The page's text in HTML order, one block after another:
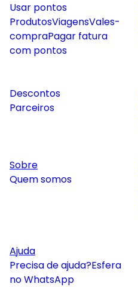
Usar pontos
ProdutosViagensVales-
compraPagar fatura
com pontos
Descontos
Parceiros
Sobre
Quem somos
Ajuda
Precisa de ajuda?Esfera
no WhatsApp